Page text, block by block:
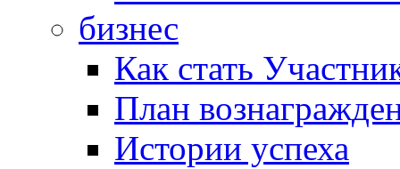
бизнес
Как стать
План
Истории успеха